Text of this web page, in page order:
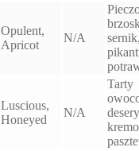
Opulent,
Apricot
N/A
Luscious,
Honeyed
N/A
Tarty
desery